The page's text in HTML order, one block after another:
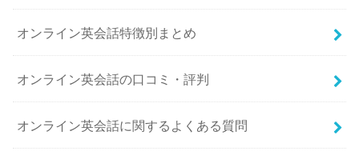
オンライン英会話特徴別まとめ
オンライン英会話の口コミ・評判
オンライン英会話に関するよくある質問